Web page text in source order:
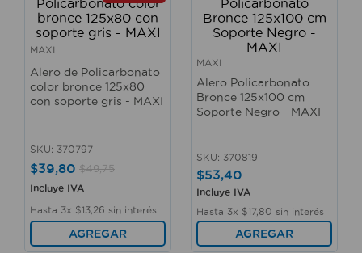
MAXI
Alero de Policarbonato
color bronce 125x80
con soporte gris - MAXI
SKU: 370797
$39,80 $49,75
Incluye IVA
Hasta 3x $13 26 sin interés
AGREGAR
MAXI
Alero Policarbonato
Bronce 125x100 cm
Soporte Negro - MAXI
SKU: 370819
$53,40
Incluye IVA
Hasta 3x $17,80 sin interés
AGREGAR
cerradura
aspiradora
taladro